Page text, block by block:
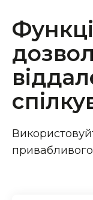
привабливого